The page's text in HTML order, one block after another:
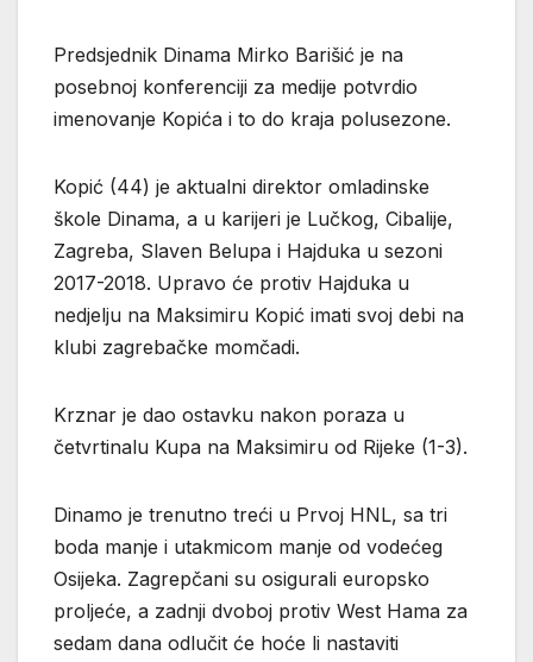
Predsjednik Dinama Mirko Barišić je na
posebnoj konferenciji za medije potvrdio
imenovanje Kopića i to do kraja polusezone.
Kopić (44) je aktualni direktor omladinske
škole Dinama, a u karijeri je Lučkog, Cibalije,
Zagreba, Slaven Belupa i Hajduka u sezoni
2017-2018. Upravo će protiv Hajduka u
nedjelju na Maksimiru Kopić imati svoj debi na
klubi zagrebačke momčadi.
Krznar je dao ostavku nakon poraza u
četvrtinalu Kupa na Maksimiru od Rijeke (1-3).
Dinamo je trenutno treći u Prvoj HNL, sa tri
boda manje i utakmicom manje od vodećeg
Osijeka. Zagrepčani su osigurali europsko
proljeće, a zadnji dvoboj protiv West Hama za
sedam dana odlučit će hoće li nastaviti